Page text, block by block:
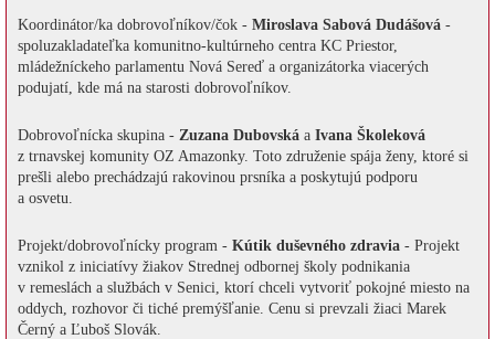
Koordinátor/ka dobrovoľníkov/čok - Miroslava Sabová Dudášová -
spoluzakladateľka komunitno-kultúrneho centra KC Priestor,
mládežníckeho parlamentu Nová Sereď a organizátorka viacerých
podujatí, kde má na starosti dobrovoľníkov.
Dobrovoľnícka skupina - Zuzana Dubovská a Ivana Školeková
z trnavskej komunity OZ Amazonky. Toto združenie spája ženy, ktoré si
prešli alebo prechádzajú rakovinou prsníka a poskytujú podporu
a osvetu.
Projekt/dobrovoľnícky program - Kútik duševného zdravia - Projekt
vznikol z iniciatívy žiakov Strednej odbornej školy podnikania
v remeslách a službách v Senici, ktorí chceli vytvoriť pokojné miesto na
oddych, rozhovor či tiché premýšľanie. Cenu si prevzali žiaci Marek
Černý a Ľuboš Slovák.